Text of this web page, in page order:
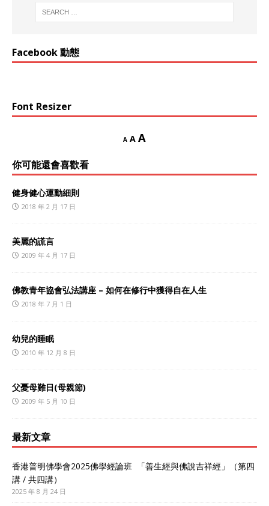
Facebook 動態
Font Resizer
A A A
你可能還會喜歡看
健身健心運動細則
2018 年 2 月 17 日
美麗的謊言
2009 年 4 月 17 日
佛教青年協會弘法講座 – 如何在修行中獲得自在人生
2018 年 7 月 1 日
幼兒的睡眠
2010 年 12 月 8 日
父憂母難日(母親節)
2009 年 5 月 10 日
最新文章
香港普明佛學會2025佛學經論班 「善生經與佛說吉祥經」（第四
講 / 共四講）
2025 年 8 月 24 日